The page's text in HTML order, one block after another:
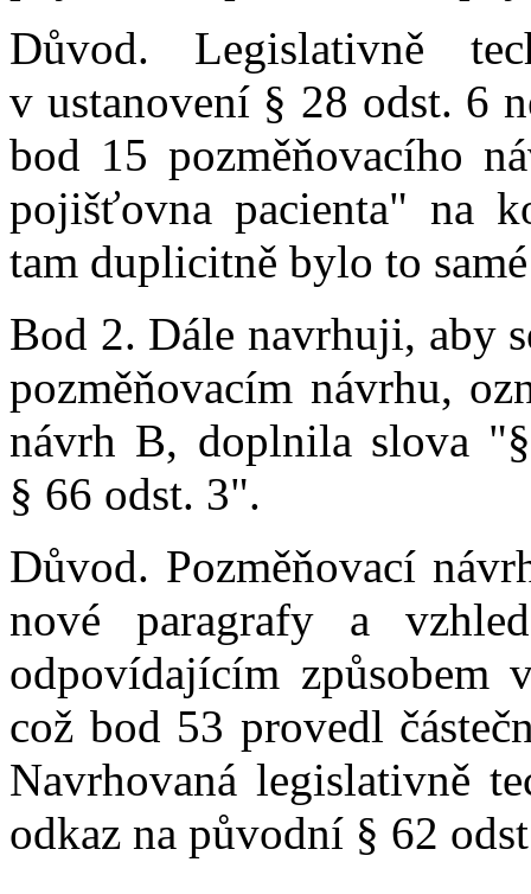
Důvod. Legislativně
v ustanovení § 28 odst. 6
bod 15 pozměňovacího
pojišťovna pacienta" na
tam duplicitně bylo to
Bod 2. Dále navrhuji, aby
pozměňovacím návrhu,
návrh B, doplnila slova
§ 66 odst. 3".
Důvod. Pozměňovací
nové paragrafy a
odpovídajícím způsobem
což bod 53 provedl
Navrhovaná legislativně
odkaz na původní § 62